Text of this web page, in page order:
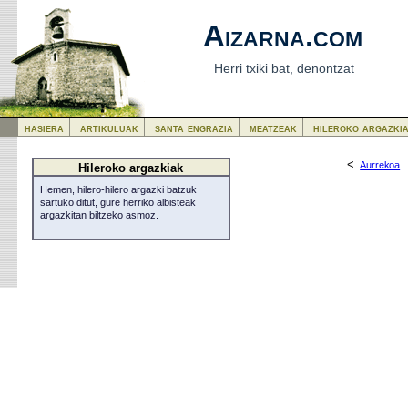
Aizarna.com
Herri txiki bat, denontzat
<Aurrekoa
Hileroko argazkiak
Hemen, hilero-hilero argazki batzuk
sartuko ditut, gure herriko albisteak
argazkitan biltzeko asmoz.
hasiera artikuluak santa engrazia meatzeak hileroko